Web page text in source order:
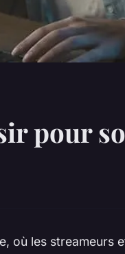
pour
où les streameurs